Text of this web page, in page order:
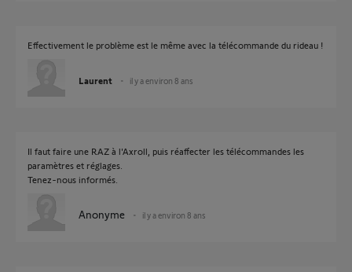
Effectivement le problème est le même avec la télécommande du rideau !
Laurent il y a environ 8 ans
Il faut faire une RAZ à l'Axroll, puis réaffecter les télécommandes les
paramètres et réglages.
Tenez-nous informés.
Anonyme il y a environ 8 ans